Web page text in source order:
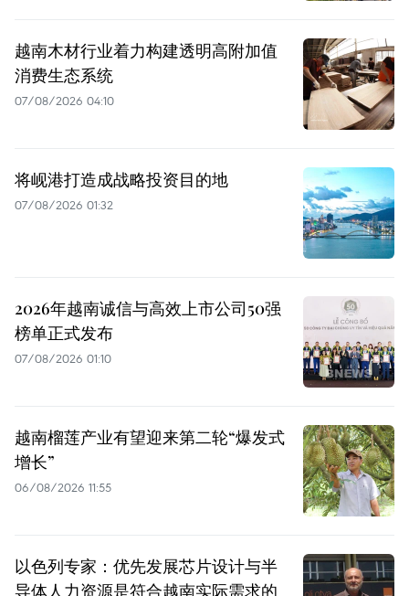
越南木材行业着力构建透明高附加值
消费生态系统
07/08/2026 04:10
将岘港打造成战略投资目的地
07/08/2026 01:32
2026年越南诚信与高效上市公司50强
榜单正式发布
07/08/2026 01:10
越南榴莲产业有望迎来第二轮“爆发式
增长”
06/08/2026 11:55
以色列专家：优先发展芯片设计与半
导体人力资源是符合越南实际需求的